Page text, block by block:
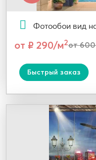
Фотообои вид
от ₽ 290/м2от
Быстрый заказ